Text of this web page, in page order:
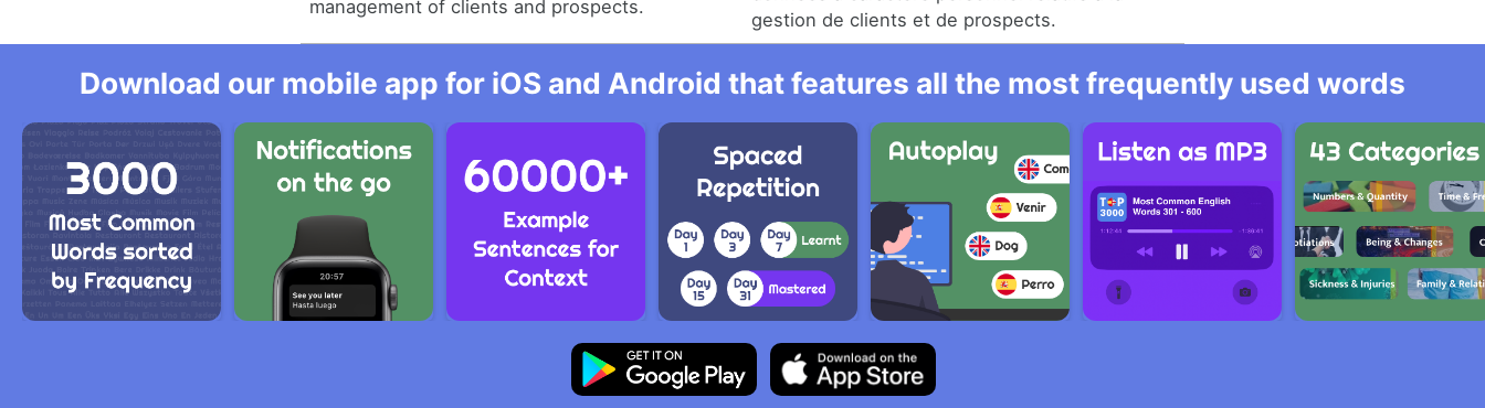
management of clients and prospects.
gestion de clients et de prospects.
Download our mobile app for iOS and Android that features all the most frequently used words